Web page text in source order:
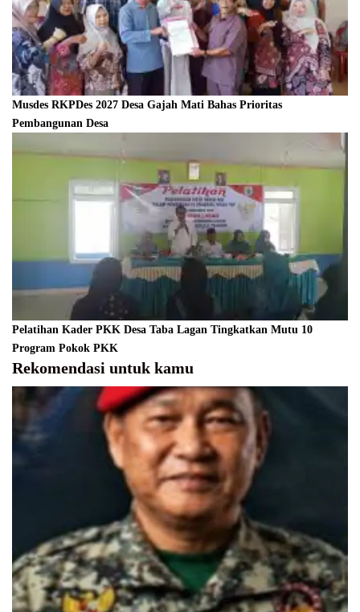
Musdes RKPDes 2027 Desa Gajah Mati Bahas Prioritas
Pembangunan Desa
Pelatihan Kader PKK Desa Taba Lagan Tingkatkan Mutu 10
Program Pokok PKK
Rekomendasi untuk kamu